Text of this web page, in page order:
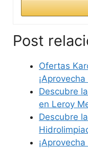
Post
Ofertas
Descubre
en Leroy
Descubre